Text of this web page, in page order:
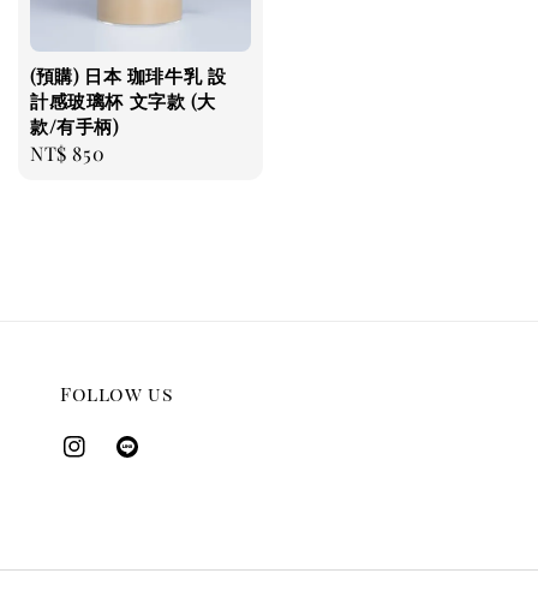
(預購) 日本 珈琲牛乳 設
計感玻璃杯 文字款 (大
款/有手柄)
Regular
NT$ 850
Follow us